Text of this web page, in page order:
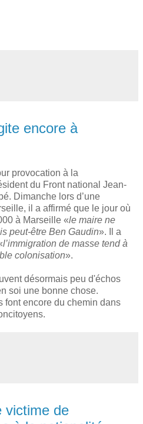
encore à
provocation à la
du Front national Jean-
Dimanche lors d’une
il a affirmé que le jour où
à Marseille «le maire ne
peut-être Ben Gaudin». Il a
l’immigration de masse tend à
colonisation».
désormais peu d'échos
soi une bonne chose.
font encore du chemin dans
victime de